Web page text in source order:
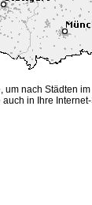
um nach Städten
in Ihre